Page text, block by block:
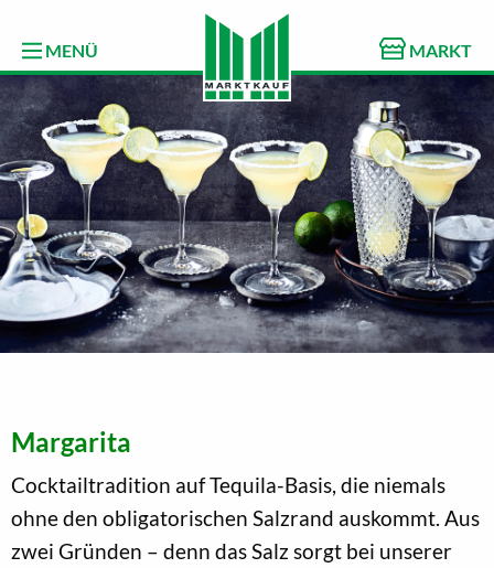
MENÜ MARKT
Margarita
Cocktailtradition auf Tequila-Basis, die niemals
ohne den obligatorischen Salzrand auskommt. Aus
zwei Gründen – denn das Salz sorgt bei unserer